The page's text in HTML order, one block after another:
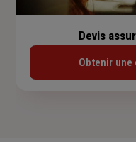
Devis
Obtenir une